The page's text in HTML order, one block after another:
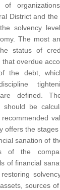
of
District and the
solvency
The most
status of
overdue
the debt,
are defined.
should be
offers the
sanation of
of the
of financial
sources